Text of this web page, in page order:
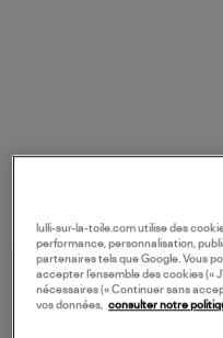
lulli-sur-la-toile.com utilise des
performance, personnalisation,
partenaires tels que Google. Vous
accepter l’ensemble des cookies («
nécessaires (« Continuer sans
vos données,
consulter notre